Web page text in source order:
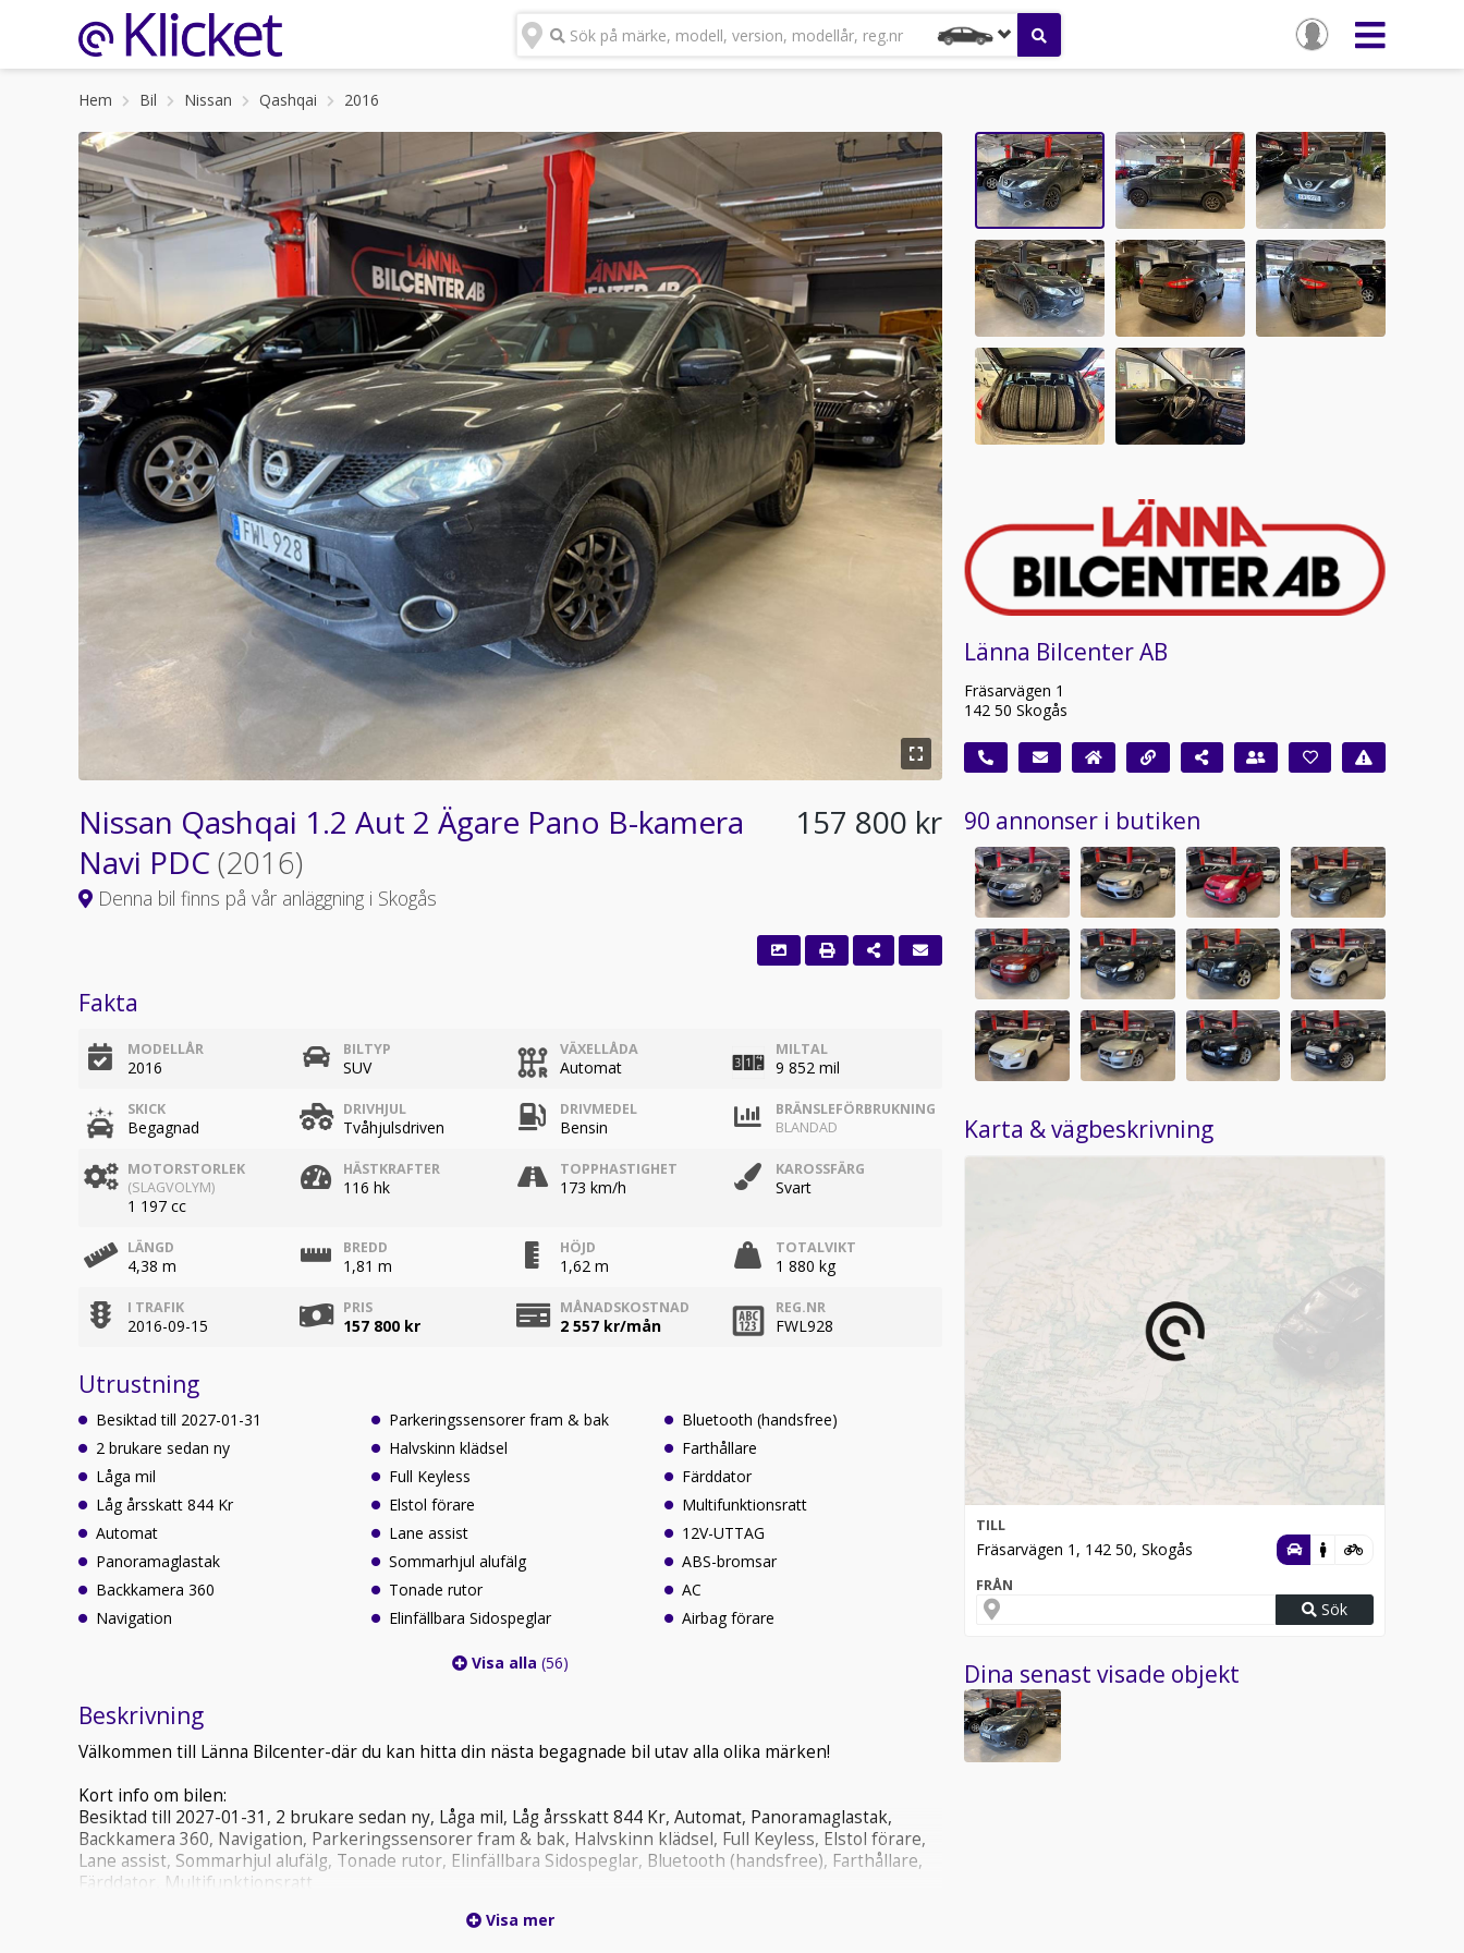
Sök på märke, modell, version, modellår, reg.nr
Hem Bil Nissan Qashqai 2016
Nissan Qashqai 1.2 Aut 2 Ägare Pano B-kamera
Navi PDC (2016)
Denna bil finns på vår anläggning i Skogås
157 800 kr
Fakta
MODELLÅR
2016
BILTYP
SUV
VÄXELLÅDA
Automat
MILTAL
9 852 mil
SKICK
Begagnad
DRIVHJUL
Tvåhjulsdriven
DRIVMEDEL
Bensin
BRÄNSLEFÖRBRUKNING
BLANDAD
MOTORSTORLEK
(SLAGVOLYM)
1 197 cc
HÄSTKRAFTER
116 hk
TOPPHASTIGHET
173 km/h
KAROSSFÄRG
Svart
LÄNGD
4,38 m
BREDD
1,81 m
HÖJD
1,62 m
TOTALVIKT
1 880 kg
I TRAFIK
2016-09-15
PRIS
157 800 kr
MÅNADSKOSTNAD
2 557kr/mån
REG.NR
FWL928
Utrustning
Besiktad till 2027-01-31
2 brukare sedan ny
Låga mil
Låg årsskatt 844 Kr
Automat
Panoramaglastak
Backkamera 360
Navigation
Parkeringssensorer fram & bak
Halvskinn klädsel
Full Keyless
Elstol förare
Lane assist
Sommarhjul alufälg
Tonade rutor
Elinfällbara Sidospeglar
Bluetooth (handsfree)
Farthållare
Färddator
Multifunktionsratt
12V-UTTAG
ABS-bromsar
AC
Airbag förare
Visa alla(56)
Beskrivning
Välkommen till Länna Bilcenter-där du kan hitta din nästa begagnade bil utav alla olika märken!
Kort info om bilen:
Besiktad till 2027-01-31, 2 brukare sedan ny, Låga mil, Låg årsskatt 844 Kr, Automat, Panoramaglastak,
Backkamera 360, Navigation, Parkeringssensorer fram & bak, Halvskinn klädsel, Full Keyless, Elstol förare,
Lane assist, Sommarhjul alufälg, Tonade rutor, Elinfällbara Sidospeglar, Bluetooth (handsfree), Farthållare,
Färddator, Multifunktionsratt
Din bilresa börjar här-Tryggt & Enkelt, Välkomna till Länna Bilcenter!
Visa mer
Länna Bilcenter AB
Fräsarvägen 1
142 50 Skogås
90 annonser i butiken
Karta & vägbeskrivning
TILL
Fräsarvägen 1, 142 50, Skogås
FRÅN
Sök
Dina senast visade objekt